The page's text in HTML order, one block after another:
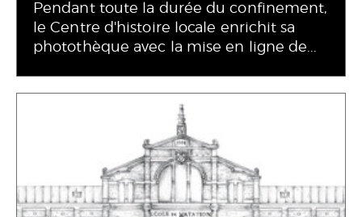
Pendant toute la durée du confinement,
le Centre d'histoire locale enrichit sa
photothèque avec la mise en ligne de...